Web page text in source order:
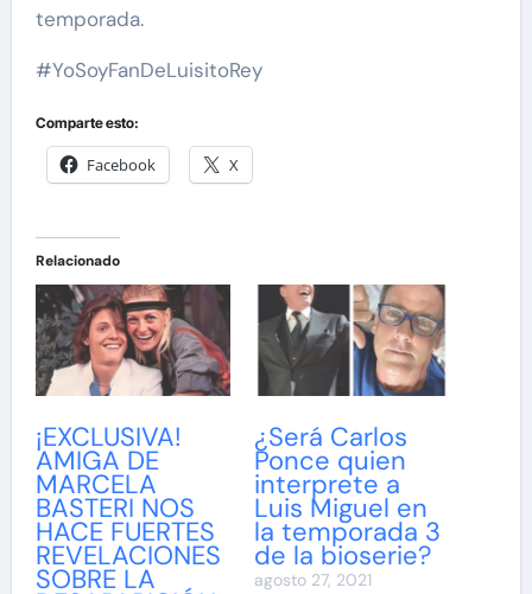
temporada.
#YoSoyFanDeLuisitoRey
Comparte esto:
Facebook X
Relacionado
¡EXCLUSIVA!
AMIGA DE
MARCELA
BASTERI NOS
HACE FUERTES
REVELACIONES
SOBRE LA
¿Será Carlos
Ponce quien
interprete a
Luis Miguel en
la temporada 3
de la bioserie?
agosto 27, 2021